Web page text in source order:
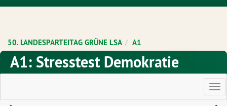
50. LANDESPARTEITAG GRÜNE LSA A1
A1: Stresstest Demokratie